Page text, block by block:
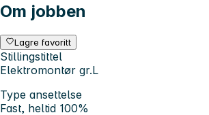
Om jobben
Lagre favoritt
Stillingstittel
Elektromontør gr.L
Type ansettelse
Fast, heltid 100%